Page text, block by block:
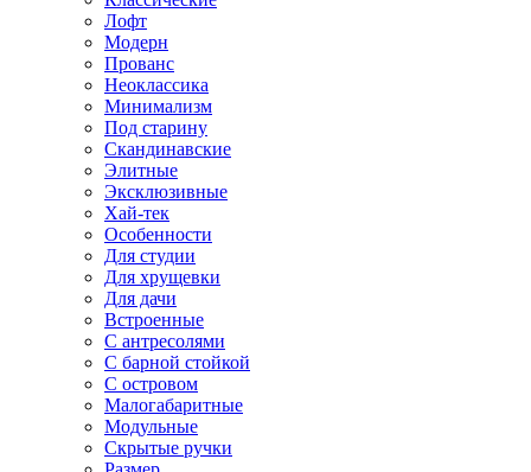
Лофт
Модерн
Прованс
Неоклассика
Минимализм
Под старину
Скандинавские
Элитные
Эксклюзивные
Хай-тек
Особенности
Для студии
Для хрущевки
Для дачи
Встроенные
С антресолями
С барной стойкой
С островом
Малогабаритные
Модульные
Скрытые ручки